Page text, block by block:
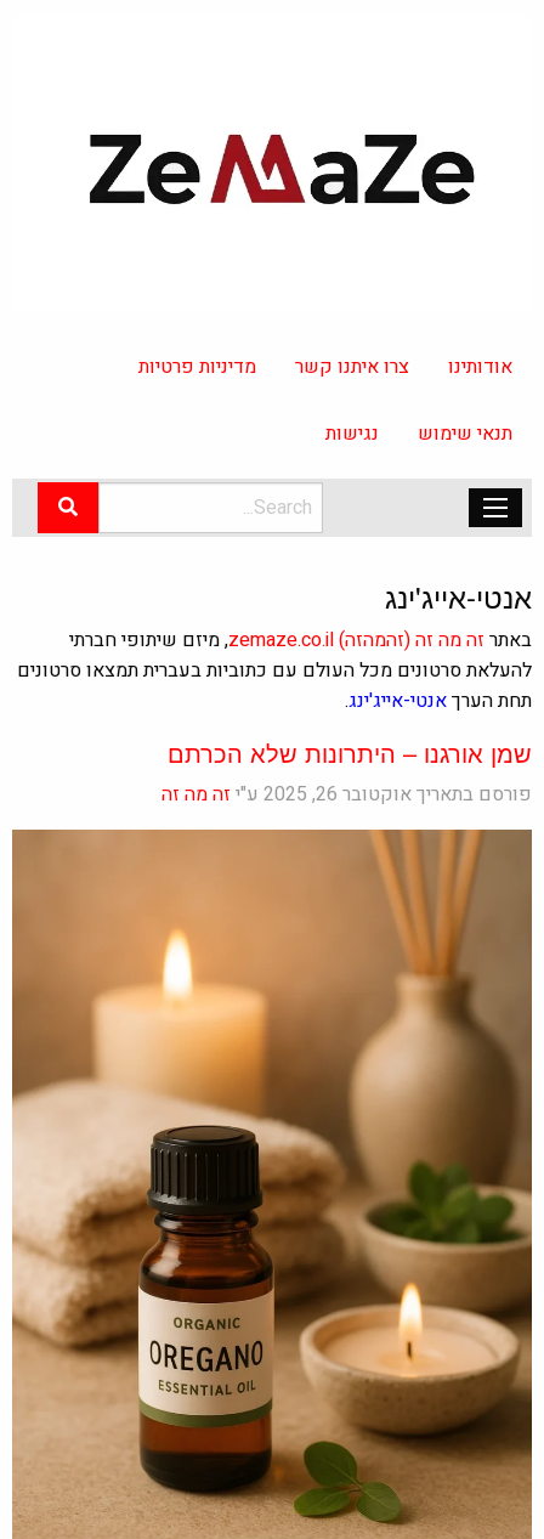
אודותינו צרו איתנו קשר מדיניות פרטיות
תנאי שימוש נגישות
אנטי-אייג'ינג
באתרזה מה זה(זהמהזה)zemaze.co.il, מיזם שיתופי חברתי
להעלאת סרטונים מכל העולם עם כתוביות בעברית תמצאו סרטונים
תחת הערךאנטי-אייג'ינג.
שמן אורגנו – היתרונות שלא הכרתם
פורסם בתאריך אוקטובר 26, 2025 ע"י זה מה זה